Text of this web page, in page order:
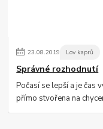
23.08.2019 Lov kaprů
Správné rozhodnutí
Počasí se lepší a je čas
přímo stvořena na